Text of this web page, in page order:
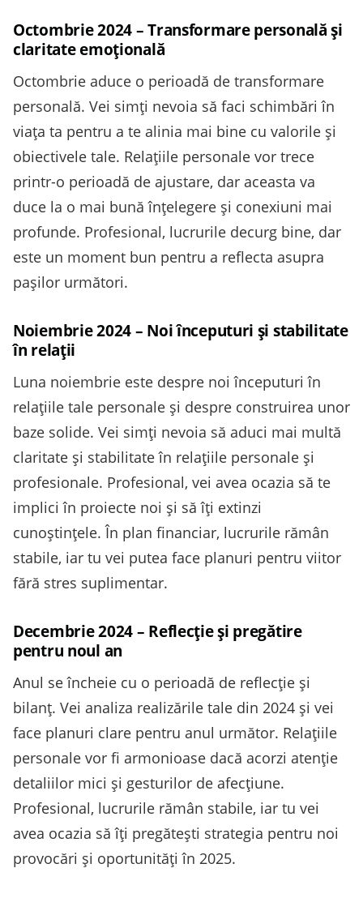
Octombrie 2024 – Transformare personală și
claritate emoțională
Octombrie aduce o perioadă de transformare
personală. Vei simți nevoia să faci schimbări în
viața ta pentru a te alinia mai bine cu valorile și
obiectivele tale. Relațiile personale vor trece
printr-o perioadă de ajustare, dar aceasta va
duce la o mai bună înțelegere și conexiuni mai
profunde. Profesional, lucrurile decurg bine, dar
este un moment bun pentru a reflecta asupra
pașilor următori.
Noiembrie 2024 – Noi începuturi și stabilitate
în relații
Luna noiembrie este despre noi începuturi în
relațiile tale personale și despre construirea unor
baze solide. Vei simți nevoia să aduci mai multă
claritate și stabilitate în relațiile personale și
profesionale. Profesional, vei avea ocazia să te
implici în proiecte noi și să îți extinzi
cunoștințele. În plan financiar, lucrurile rămân
stabile, iar tu vei putea face planuri pentru viitor
fără stres suplimentar.
Decembrie 2024 – Reflecție și pregătire
pentru noul an
Anul se încheie cu o perioadă de reflecție și
bilanț. Vei analiza realizările tale din 2024 și vei
face planuri clare pentru anul următor. Relațiile
personale vor fi armonioase dacă acorzi atenție
detaliilor mici și gesturilor de afecțiune.
Profesional, lucrurile rămân stabile, iar tu vei
avea ocazia să îți pregătești strategia pentru noi
provocări și oportunități în 2025.